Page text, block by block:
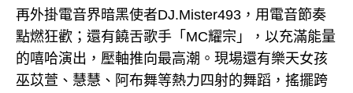
再外掛電音界暗黑使者DJ.Mister493，用電音節奏
點燃狂歡；還有饒舌歌手「MC耀宗」，以充滿能量
的嘻哈演出，壓軸推向最高潮。現場還有樂天女孩
巫苡萱、慧慧、阿布舞等熱力四射的舞蹈，搖擺跨